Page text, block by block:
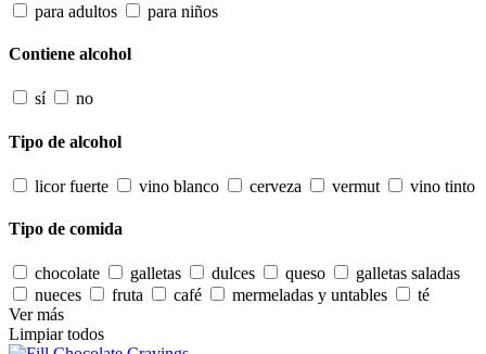
para adultos para niños
Contiene alcohol
sí no
Tipo de alcohol
licor fuerte vino blanco cerveza vermut vino tinto
Tipo de comida
chocolate galletas dulces queso
galletas saladas
nueces
fruta café mermeladas y untables
té
Ver más
Limpiar todos